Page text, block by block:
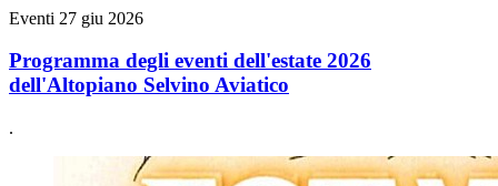
Eventi 27 giu 2026
Programma degli eventi dell'estate 2026
dell'Altopiano Selvino Aviatico
.